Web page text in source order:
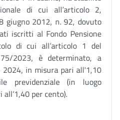
di cui all’articolo 2,
giugno 2012, n. 92, dovuto
iscritti al Fondo Pensione
di cui all’articolo 1 del
2023, è determinato, a
2024, in misura pari all'1,10
previdenziale (in luogo
per cento).